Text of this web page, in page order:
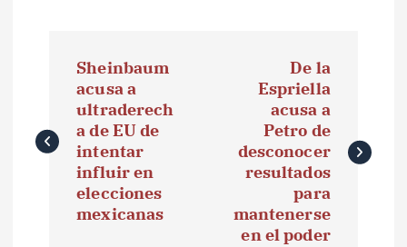
v
e
Sheinbaum
acusa a
ultraderech
a de EU de
intentar
influir en
elecciones
mexicanas
De la
Espriella
acusa a
Petro de
desconocer
resultados
para
mantenerse
en el poder